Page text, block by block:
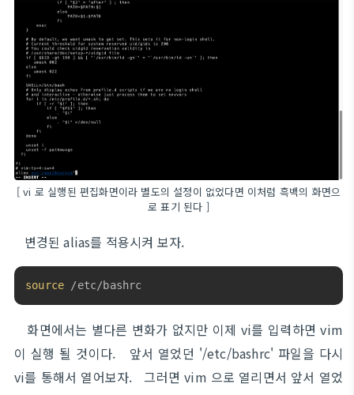
[ vi 로 실행된 편집화면이라 별도의 설정이 없었다면 이처럼 흑백의 화면으
로 표기 된다 ]
변경된 alias를 적용시켜 보자.
source /etc/bashrc
화면에서는 별다른 변화가 없지만 이제 vi를 입력하면 vim
이 실행 될 것이다. 앞서 열었던 '/etc/bashrc' 파일을 다시
vi를 통해서 열어보자. 그러면 vim 으로 열리면서 앞서 열었